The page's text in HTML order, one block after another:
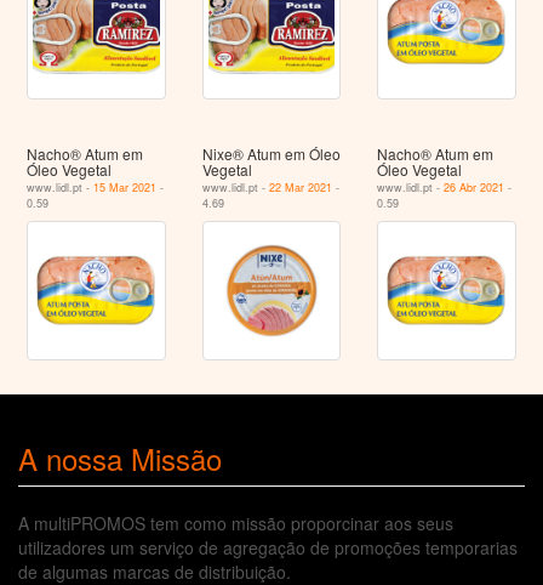
Nacho® Atum em
Óleo Vegetal
www.lidl.pt - 15 Mar 2021 -
0.59
Nixe® Atum em Óleo
Vegetal
www.lidl.pt - 22 Mar 2021 -
4.69
Nacho® Atum em
Óleo Vegetal
www.lidl.pt -26 Abr 2021 -
0.59
A nossa Missão
A multiPROMOS tem como missão proporcinar aos seus
utilizadores um serviço de agregação de promoções temporarias
de algumas marcas de distribuição.